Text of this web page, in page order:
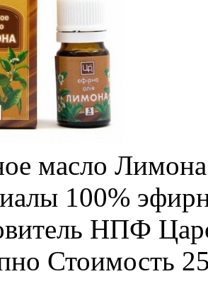
масло
100%
НПФ
Стоимость